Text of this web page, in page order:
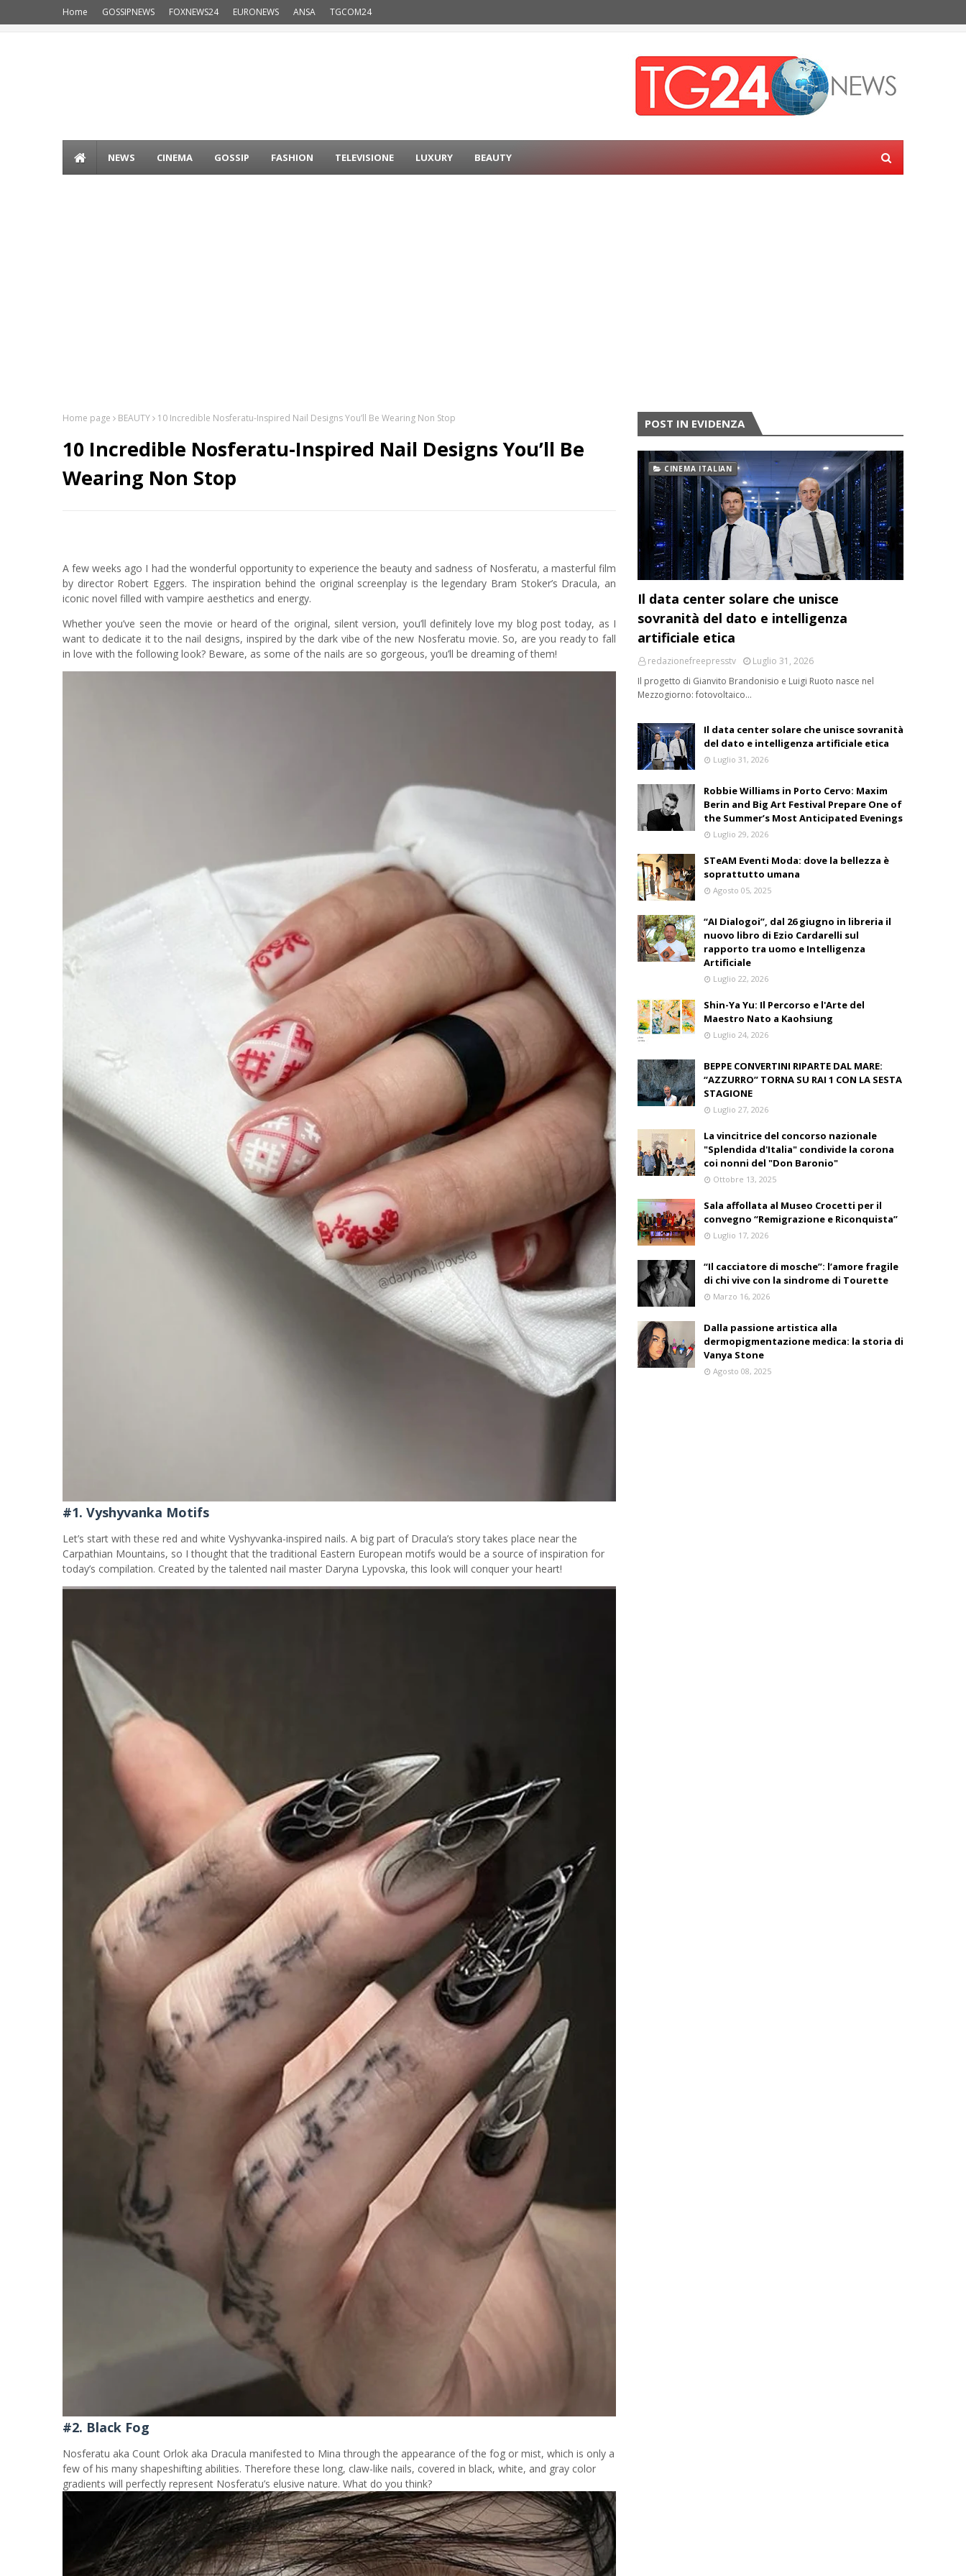
Home GOSSIPNEWS FOXNEWS24 EURONEWS ANSA TGCOM24
NEWS CINEMA GOSSIP FASHION TELEVISIONE LUXURY BEAUTY
Home page BEAUTY 10 Incredible Nosferatu-Inspired Nail Designs You’ll Be Wearing Non Stop
10 Incredible Nosferatu-Inspired Nail Designs You’ll Be
Wearing Non Stop
A few weeks ago I had the wonderful opportunity to experience the beauty and sadness of Nosferatu, a masterful film
by director Robert Eggers. The inspiration behind the original screenplay is the legendary Bram Stoker’s Dracula, an
iconic novel filled with vampire aesthetics and energy.
Whether you’ve seen the movie or heard of the original, silent version, you’ll definitely love my blog post today, as I
want to dedicate it to the nail designs, inspired by the dark vibe of the new Nosferatu movie. So, are you ready to fall
in love with the following look? Beware, as some of the nails are so gorgeous, you’ll be dreaming of them!
#1. Vyshyvanka Motifs
Let’s start with these red and white Vyshyvanka-inspired nails. A big part of Dracula’s story takes place near the
Carpathian Mountains, so I thought that the traditional Eastern European motifs would be a source of inspiration for
today’s compilation. Created by the talented nail master Daryna Lypovska, this look will conquer your heart!
#2. Black Fog
Nosferatu aka Count Orlok aka Dracula manifested to Mina through the appearance of the fog or mist, which is only a
few of his many shapeshifting abilities. Therefore these long, claw-like nails, covered in black, white, and gray color
gradients will perfectly represent Nosferatu’s elusive nature. What do you think?
POST IN EVIDENZA
CINEMA ITALIAN
Il data center solare che unisce
sovranità del dato e intelligenza
artificiale etica
redazionefreepresstv
Luglio 31, 2026
Il progetto di Gianvito Brandonisio e Luigi Ruoto nasce nel
Mezzogiorno: fotovoltaico…
Il data center solare che unisce sovranità
del dato e intelligenza artificiale etica
Luglio 31, 2026
Robbie Williams in Porto Cervo: Maxim
Berin and Big Art Festival Prepare One of
the Summer’s Most Anticipated Evenings
Luglio 29, 2026
STeAM Eventi Moda: dove la bellezza è
soprattutto umana
Agosto 05, 2025
“AI Dialogoi”, dal 26 giugno in libreria il
nuovo libro di Ezio Cardarelli sul
rapporto tra uomo e Intelligenza
Artificiale
Luglio 22, 2026
Shin-Ya Yu: Il Percorso e l'Arte del
Maestro Nato a Kaohsiung
Luglio 24, 2026
BEPPE CONVERTINI RIPARTE DAL MARE:
“AZZURRO” TORNA SU RAI 1 CON LA SESTA
STAGIONE
Luglio 27, 2026
La vincitrice del concorso nazionale
"Splendida d'Italia" condivide la corona
coi nonni del "Don Baronio"
Ottobre 13, 2025
Sala affollata al Museo Crocetti per il
convegno “Remigrazione e Riconquista”
Luglio 17, 2026
“Il cacciatore di mosche”: l’amore fragile
di chi vive con la sindrome di Tourette
Marzo 16, 2026
Dalla passione artistica alla
dermopigmentazione medica: la storia di
Vanya Stone
Agosto 08, 2025